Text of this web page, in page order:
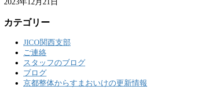
カテゴリー
JICO関西支部
ご連絡
スタッフのブログ
ブログ
京都整体からすまおいけの更新情報